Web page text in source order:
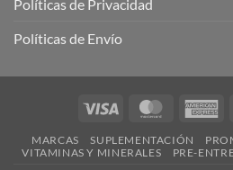
Políticas de Privacidad
Políticas de Envío
Visa MasterCard
MARCAS SUPLEMENTACIÓN
VITAMINAS Y MINERALES
PRE-